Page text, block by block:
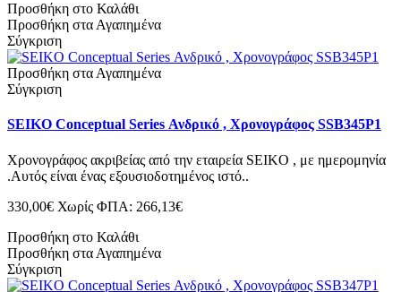
Προσθήκη στο Καλάθι
Προσθήκη στα Αγαπημένα
Σύγκριση
Προσθήκη στα Αγαπημένα
Σύγκριση
SEIKO Conceptual Series Ανδρικό , Χρονογράφος SSB345P1
Χρονογράφος ακριβείας από την εταιρεία SEIKO , με ημερομηνία
.Αυτός είναι ένας εξουσιοδοτημένος ιστό..
330,00€ Χωρίς ΦΠΑ: 266,13€
Προσθήκη στο Καλάθι
Προσθήκη στα Αγαπημένα
Σύγκριση